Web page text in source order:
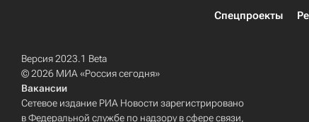
Спецпроекты
Версия 2023.1 Beta
© 2026 МИА «Россия сегодня»
Вакансии
Сетевое издание РИА Новости зарегистрировано
в Федеральной службе по надзору в сфере связи,